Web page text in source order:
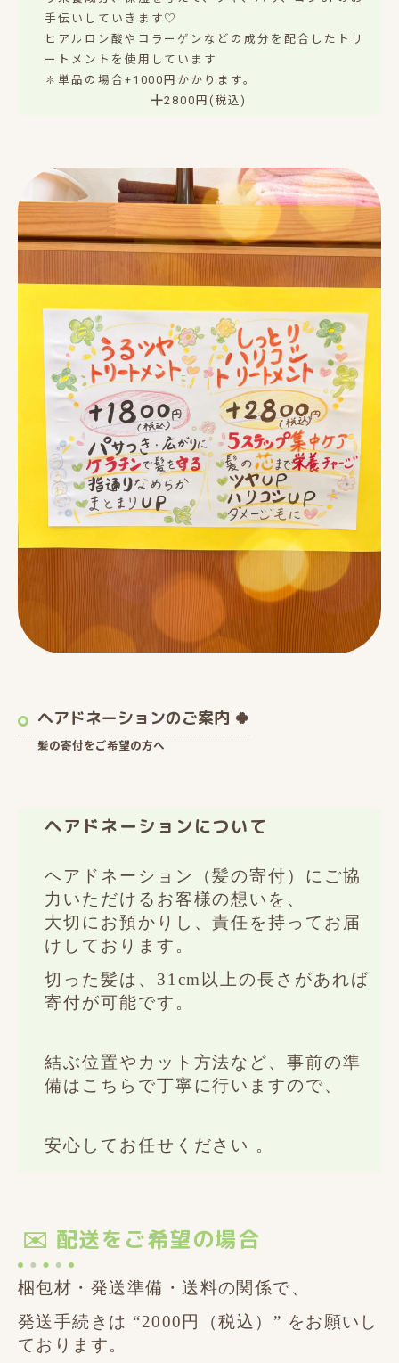
手伝いしていきます♡
ヒアルロン酸やコラーゲンなどの成分を配合したトリ
ートメントを使用しています
✽単品の場合+1000円かかります。
╋2800円(税込)
ヘアドネーションのご案内 🍀
髪の寄付をご希望の方へ
ヘアドネーションについて
ヘアドネーション（髪の寄付）にご協
力いただけるお客様の想いを、
大切にお預かりし、責任を持ってお届
けしております。
切った髪は、31cm以上の長さがあれば
寄付が可能です。
結ぶ位置やカット方法など、事前の準
備はこちらで丁寧に行いますので、
安心してお任せください 。
✉️ 配送をご希望の場合
梱包材・発送準備・送料の関係で、
発送手続きは “2000円（税込）” をお願いし
ております。